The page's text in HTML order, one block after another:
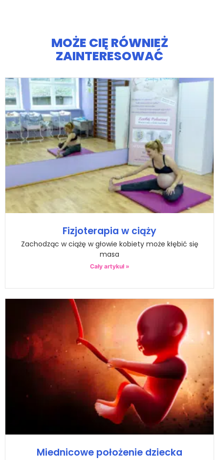
MOŻE CIĘ RÓWNIEŻ
ZAINTERESOWAĆ
Fizjoterapia w ciąży
Zachodząc w ciążę w głowie kobiety może kłębić się
masa
Cały artykuł »
Miednicowe położenie dziecka